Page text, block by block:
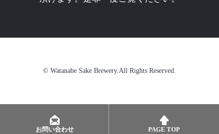
© Watanabe Sake Brewery.All Rights Reserved.
お問い合わせ PAGE TOP